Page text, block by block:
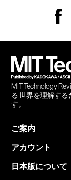
MIT Technology
る 世界を理解す
す。
ご案内
アカウント
日本版について